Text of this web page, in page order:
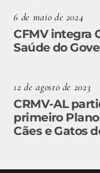
6 de maio de 2024
CFMV integra
Saúde do
12 de agosto de 2023
CRMV-AL
primeiro
Cães e Gatos